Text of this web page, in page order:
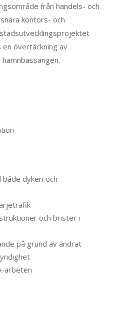
från handels- och
kontors- och
övertäckning av
dykeri och
och brister i
på grund av ändrat
arbeten